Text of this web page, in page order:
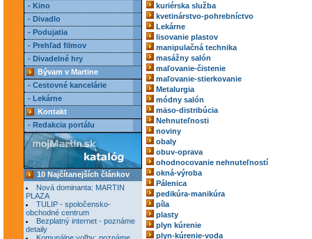
- Kino
- Divadlo
- Podujatia
- Prehľad filmov
- Divadelné hry
Bývam v Martine
- Cestovné kancelárie
- Lekárne
Kontakt
- Redakcia portálu
10 Najčítanejších článkov
Nová dominanta: MARTIN
PLAZA
TULIP - spoločensko-
obchodné centrum
Bezplatný internet - poznáme
detaily
kuriérska služba
kvetinárstvo-pohrebníctvo
Lekárne
lisovanie plastov
manipulačná technika
masážny salón
maľovanie-čistenie
maľovanie-stierkovanie
Metalurgia
módny salón
mäso-distribúcia
Nehnuteľnosti
noviny
obaly
obuv-oprava
ohodnocovanie nehnuteľností
okná-výroba
Pálenica
pedikúra-manikúra
píla
plasty
plyn kúrenie
plyn-kúrenie-voda